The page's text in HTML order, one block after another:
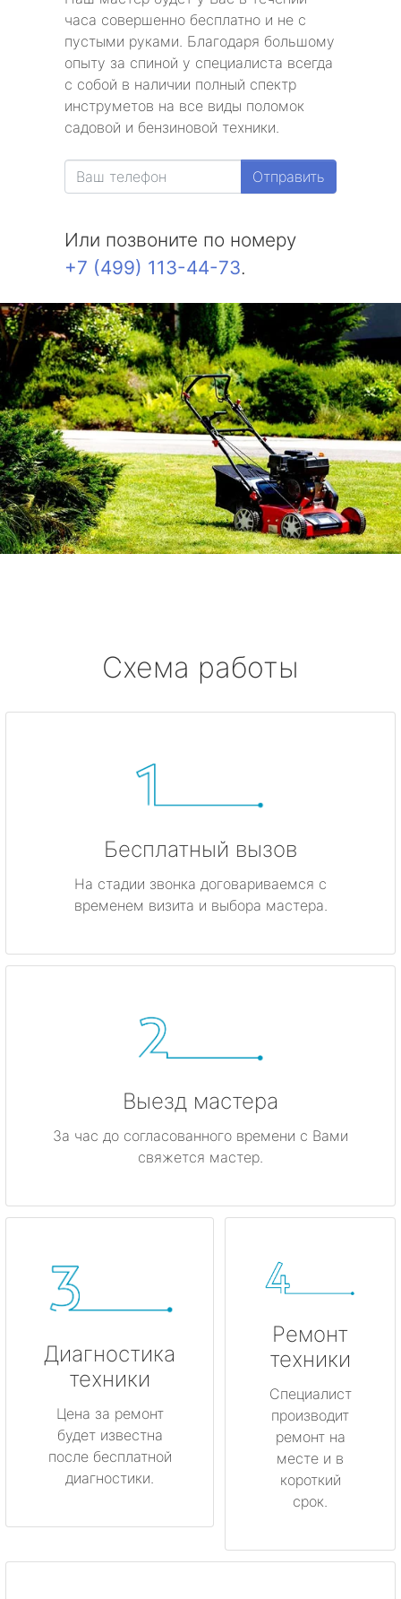
часа совершенно бесплатно и не с
пустыми руками. Благодаря большому
опыту за спиной у специалиста всегда
с собой в наличии полный спектр
инструметов на все виды поломок
садовой и бензиновой техники.
Отправить
Или позвоните по номеру
+7 (499) 113-44-73.
Схема работы
Бесплатный вызов
На стадии звонка договариваемся с
временем визита и выбора мастера.
Выезд мастера
За час до согласованного времени с Вами
свяжется мастер.
Диагностика
техники
Цена за ремонт
будет известна
после бесплатной
диагностики.
Ремонт
техники
Специалист
производит
ремонт на
месте и в
короткий
срок.